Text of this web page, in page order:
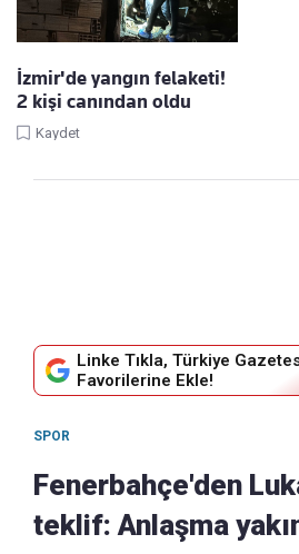
İzmir'de yangın felaketi!
2 kişi canından oldu
Kaydet
Linke Tıkla, Türkiye
Favorilerine Ekle!
SPOR
Fenerbahçe'den
teklif: Anlaşma